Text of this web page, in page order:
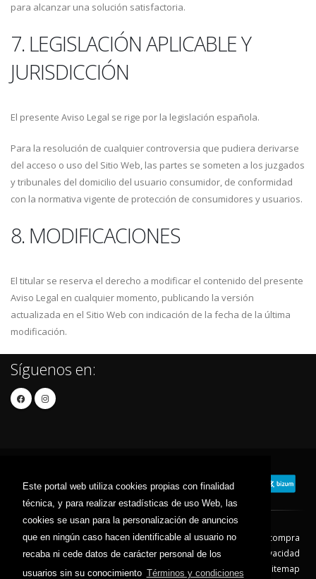
Este portal web utiliza cookies propias con finalidad
técnica, y para realizar estadísticas de uso Web, las
cookies se usan para la personalización de anuncios
que en ningún caso hacen identificable al usuario no
recaba ni cede datos de carácter personal de los
usuarios sin su conocimiento Términos y condiciones
para alcanzar una solución satisfactoria.
7. LEGISLACIÓN APLICABLE Y
JURISDICCIÓN
El presente Aviso Legal se rige por la legislación española.
Para la resolución de cualquier controversia que pudiera derivarse
del acceso o uso del Sitio Web, las partes se someten a los juzgados
y tribunales del domicilio del usuario consumidor, de conformidad
con la normativa vigente de protección de consumidores y usuarios.
8. MODIFICACIONES
El titular se reserva el derecho a modificar el contenido del presente
Aviso Legal en cualquier momento, publicando la versión
actualizada en el Sitio Web con indicación de la fecha de la última
modificación.
Síguenos en:
Contacto Aviso Legal
Condiciones de compra
Política de envíos
Política de devolución
Política de Privacidad
Política de Cookies
Sitemap